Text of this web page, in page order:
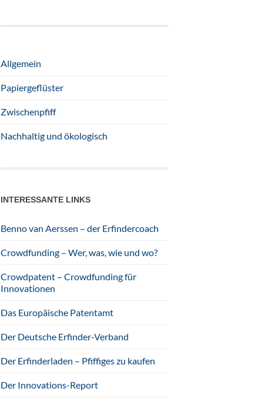
Allgemein
Papiergeflüster
Zwischenpfiff
Nachhaltig und ökologisch
INTERESSANTE LINKS
Benno van Aerssen – der Erfindercoach
Crowdfunding – Wer, was, wie und wo?
Crowdpatent – Crowdfunding für
Innovationen
Das Europäische Patentamt
Der Deutsche Erfinder-Verband
Der Erfinderladen – Pfiffiges zu kaufen
Der Innovations-Report